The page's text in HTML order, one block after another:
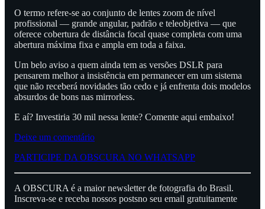
O termo refere-se ao conjunto de lentes zoom de nível
profissional — grande angular, padrão e teleobjetiva — que
oferece cobertura de distância focal quase completa com uma
abertura máxima fixa e ampla em toda a faixa.
Um belo aviso a quem ainda tem as versões DSLR para
pensarem melhor a insistência em permanecer em um sistema
que não receberá novidades tão cedo e já enfrenta dois modelos
absurdos de bons nas mirrorless.
E aí? Investiria 30 mil nessa lente? Comente aqui embaixo!
Deixe um comentário
PARTICIPE DA OBSCURA NO WHATSAPP
A OBSCURA é a maior newsletter de fotografia do Brasil.
Inscreva-se e receba nossos postsno seu email gratuitamente